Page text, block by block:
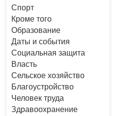
Спорт
Кроме того
Образование
Даты и события
Социальная защита
Власть
Сельское хозяйство
Благоустройство
Человек труда
Здравоохранение